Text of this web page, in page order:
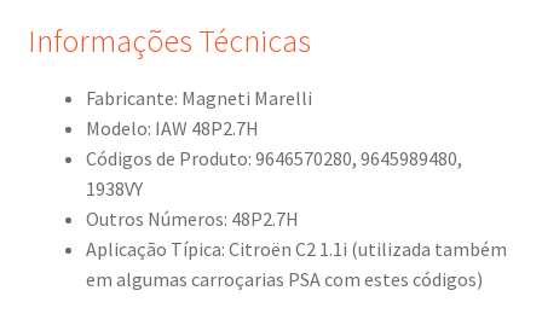
Informações Técnicas
Fabricante: Magneti Marelli
Modelo: IAW 48P2.7H
Códigos de Produto: 9646570280, 9645989480,
1938VY
Outros Números: 48P2.7H
Aplicação Típica: Citroën C2 1.1i (utilizada também
em algumas carroçarias PSA com estes códigos)